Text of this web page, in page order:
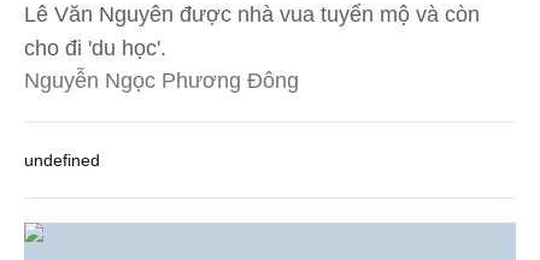
Lê Văn Nguyên được nhà vua tuyển mộ và còn
cho đi 'du học'.
Nguyễn Ngọc Phương Đông
undefined